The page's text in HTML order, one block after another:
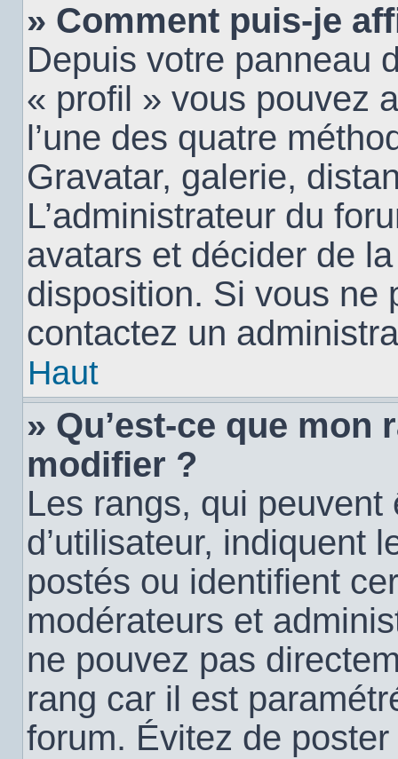
» Comment puis-je
Depuis votre panneau
« profil » vous pouvez
l’une des quatre
Gravatar, galerie,
L’administrateur du
avatars et décider de
disposition. Si vous ne
contactez un
Haut
» Qu’est-ce que mon
modifier ?
Les rangs, qui
d’utilisateur, indiquent
postés ou identifient
modérateurs et
ne pouvez pas
rang car il est
forum. Évitez de